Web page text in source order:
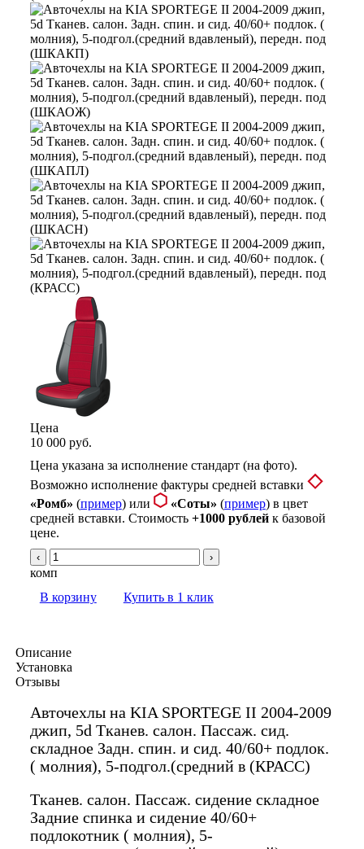
Цена
10 000 руб.
Цена указана за исполнение стандарт (на фото).
Возможно исполнение фактуры средней вставки
«Ромб» (пример) или «Соты» (пример) в цвет
средней вставки. Стоимость +1000 рублейк базовой
цене.
‹ ›
комп
В корзину
Купить в 1 клик
Описание
Установка
Отзывы
Авточехлы на KIA SPORTEGE II 2004-2009
джип, 5d Тканев. салон. Пассаж. сид.
складное Задн. спин. и сид. 40/60+ подлок.
( молния), 5-подгол.(средний в (КРАСС)
Тканев. салон. Пассаж. сидение складное
Задние спинка и сидение 40/60+
подлокотник ( молния), 5-